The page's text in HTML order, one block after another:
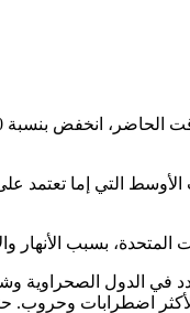
التي إما تعتمد
بسبب الأنهار
في الدول الصحراوية
اضطرابات